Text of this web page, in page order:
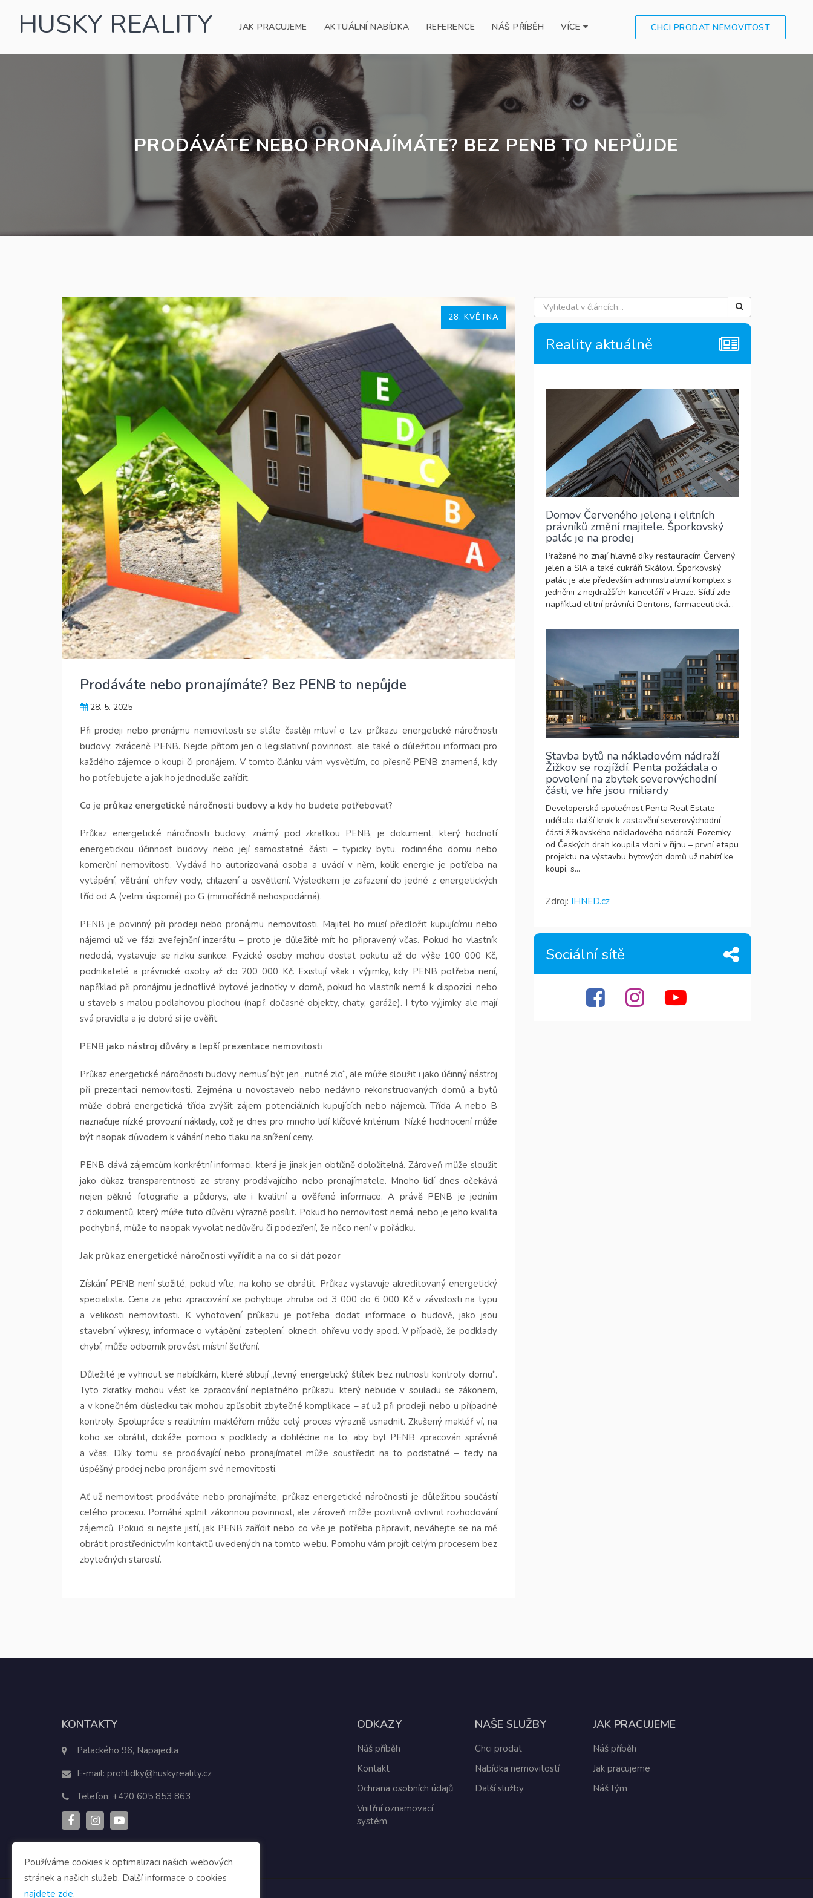
HUSKY REALITY JAK PRACUJEME AKTUÁLNÍ NABÍDKA REFERENCE NÁŠ PŘÍBĚH VÍCE CHCI PRODAT NEMOVITOST
PRODÁVÁTE NEBO PRONAJÍMÁTE? BEZ PENB TO NEPŮJDE
Prodáváte nebo pronajímáte? Bez PENB to nepůjde
28. 5. 2025
28. KVĚTNA
Při prodeji nebo pronájmu nemovitosti se stále častěji mluví o tzv. průkazu energetické náročnosti
budovy, zkráceně PENB. Nejde přitom jen o legislativní povinnost, ale také o důležitou informaci pro
každého zájemce o koupi či pronájem. V tomto článku vám vysvětlím, co přesně PENB znamená, kdy
ho potřebujete a jak ho jednoduše zařídit.
Co je průkaz energetické náročnosti budovy a kdy ho budete potřebovat?
Průkaz energetické náročnosti budovy, známý pod zkratkou PENB, je dokument, který hodnotí
energetickou účinnost budovy nebo její samostatné části – typicky bytu, rodinného domu nebo
komerční nemovitosti. Vydává ho autorizovaná osoba a uvádí v něm, kolik energie je potřeba na
vytápění, větrání, ohřev vody, chlazení a osvětlení. Výsledkem je zařazení do jedné z energetických
tříd od A (velmi úsporná) po G (mimořádně nehospodárná).
PENB je povinný při prodeji nebo pronájmu nemovitosti. Majitel ho musí předložit kupujícímu nebo
nájemci už ve fázi zveřejnění inzerátu – proto je důležité mít ho připravený včas. Pokud ho vlastník
nedodá, vystavuje se riziku sankce. Fyzické osoby mohou dostat pokutu až do výše 100 000 Kč,
podnikatelé a právnické osoby až do 200 000 Kč. Existují však i výjimky, kdy PENB potřeba není,
například při pronájmu jednotlivé bytové jednotky v domě, pokud ho vlastník nemá k dispozici, nebo
u staveb s malou podlahovou plochou (např. dočasné objekty, chaty, garáže). I tyto výjimky ale mají
svá pravidla a je dobré si je ověřit.
PENB jako nástroj důvěry a lepší prezentace nemovitosti
Průkaz energetické náročnosti budovy nemusí být jen „nutné zlo“, ale může sloužit i jako účinný nástroj
při prezentaci nemovitosti. Zejména u novostaveb nebo nedávno rekonstruovaných domů a bytů
může dobrá energetická třída zvýšit zájem potenciálních kupujících nebo nájemců. Třída A nebo B
naznačuje nízké provozní náklady, což je dnes pro mnoho lidí klíčové kritérium. Nízké hodnocení může
být naopak důvodem k váhání nebo tlaku na snížení ceny.
PENB dává zájemcům konkrétní informaci, která je jinak jen obtížně doložitelná. Zároveň může sloužit
jako důkaz transparentnosti ze strany prodávajícího nebo pronajímatele. Mnoho lidí dnes očekává
nejen pěkné fotografie a půdorys, ale i kvalitní a ověřené informace. A právě PENB je jedním
z dokumentů, který může tuto důvěru výrazně posílit. Pokud ho nemovitost nemá, nebo je jeho kvalita
pochybná, může to naopak vyvolat nedůvěru či podezření, že něco není v pořádku.
Jak průkaz energetické náročnosti vyřídit a na co si dát pozor
Získání PENB není složité, pokud víte, na koho se obrátit. Průkaz vystavuje akreditovaný energetický
specialista. Cena za jeho zpracování se pohybuje zhruba od 3 000 do 6 000 Kč v závislosti na typu
a velikosti nemovitosti. K vyhotovení průkazu je potřeba dodat informace o budově, jako jsou
stavební výkresy, informace o vytápění, zateplení, oknech, ohřevu vody apod. V případě, že podklady
chybí, může odborník provést místní šetření.
Důležité je vyhnout se nabídkám, které slibují „levný energetický štítek bez nutnosti kontroly domu“.
Tyto zkratky mohou vést ke zpracování neplatného průkazu, který nebude v souladu se zákonem,
a v konečném důsledku tak mohou způsobit zbytečné komplikace – ať už při prodeji, nebo u případné
kontroly. Spolupráce s realitním makléřem může celý proces výrazně usnadnit. Zkušený makléř ví, na
koho se obrátit, dokáže pomoci s podklady a dohlédne na to, aby byl PENB zpracován správně
a včas. Díky tomu se prodávající nebo pronajímatel může soustředit na to podstatné – tedy na
úspěšný prodej nebo pronájem své nemovitosti.
Ať už nemovitost prodáváte nebo pronajímáte, průkaz energetické náročnosti je důležitou součástí
celého procesu. Pomáhá splnit zákonnou povinnost, ale zároveň může pozitivně ovlivnit rozhodování
zájemců. Pokud si nejste jistí, jak PENB zařídit nebo co vše je potřeba připravit, neváhejte se na mě
obrátit prostřednictvím kontaktů uvedených na tomto webu. Pomohu vám projít celým procesem bez
zbytečných starostí.
Reality aktuálně
Domov Červeného jelena i elitních
právníků změní majitele. Šporkovský
palác je na prodej
Pražané ho znají hlavně díky restauracím Červený
jelen a SIA a také cukráři Skálovi. Šporkovský
palác je ale především administrativní komplex s
jedněmi z nejdražších kanceláří v Praze. Sídlí zde
například elitní právníci Dentons, farmaceutická...
Stavba bytů na nákladovém nádraží
Žižkov se rozjíždí. Penta požádala o
povolení na zbytek severovýchodní
části, ve hře jsou miliardy
Developerská společnost Penta Real Estate
udělala další krok k zastavění severovýchodní
části žižkovského nákladového nádraží. Pozemky
od Českých drah koupila vloni v říjnu – první etapu
projektu na výstavbu bytových domů už nabízí ke
koupi, s...
Zdroj: IHNED.cz
Sociální sítě
KONTAKTY
Palackého 96, Napajedla
E-mail: prohlidky@huskyreality.cz
Telefon: +420 605 853 863
ODKAZY
Náš příběh
Kontakt
Ochrana osobních údajů
Vnitřní oznamovací
systém
NAŠE SLUŽBY
Chci prodat
Nabídka nemovitostí
Další služby
JAK PRACUJEME
Náš příběh
Jak pracujeme
Náš tým
Používáme cookies k optimalizaci našich webových
stránek a našich služeb. Další informace o cookies
najdete zde.